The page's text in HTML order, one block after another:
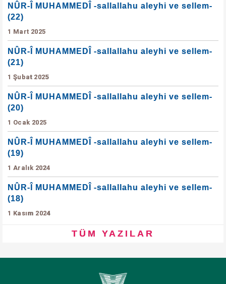
NÛR-Î MUHAMMEDÎ -sallallahu aleyhi ve sellem-
(22)
1 Mart 2025
NÛR-Î MUHAMMEDÎ -sallallahu aleyhi ve sellem-
(21)
1 Şubat 2025
NÛR-Î MUHAMMEDÎ -sallallahu aleyhi ve sellem-
(20)
1 Ocak 2025
NÛR-Î MUHAMMEDÎ -sallallahu aleyhi ve sellem-
(19)
1 Aralık 2024
NÛR-Î MUHAMMEDÎ -sallallahu aleyhi ve sellem-
(18)
1 Kasım 2024
TÜM YAZILAR